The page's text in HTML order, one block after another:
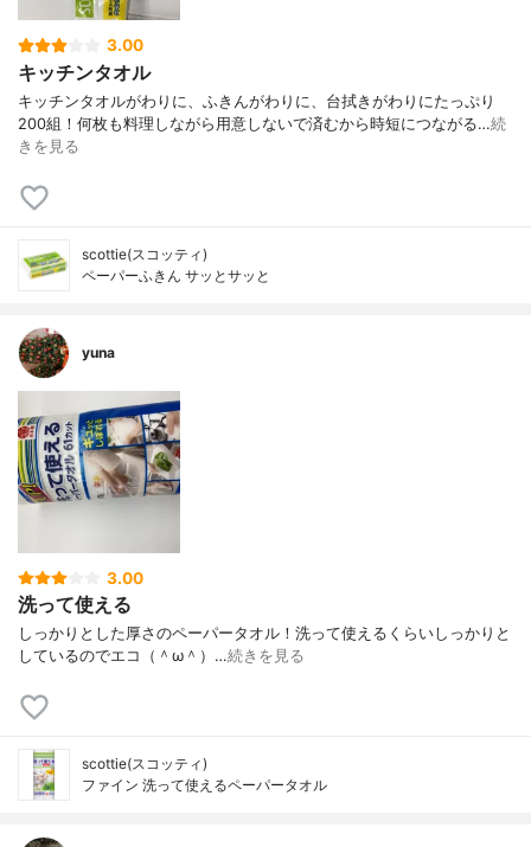
3.00
キッチンタオル
キッチンタオルがわりに、ふきんがわりに、台拭きがわりにたっぷり
200組！何枚も料理しながら用意しないで済むから時短につながる…続
きを見る
scottie(スコッティ)
ペーパーふきん サッとサッと
yuna
3.00
洗って使える
しっかりとした厚さのペーパータオル！洗って使えるくらいしっかりと
しているのでエコ（＾ω＾）…続きを見る
scottie(スコッティ)
ファイン 洗って使えるペーパータオル